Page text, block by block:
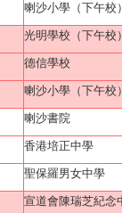
喇沙小學（下午校
光明學校（下午校
德信學校
喇沙小學（下午校
喇沙書院
香港培正中學
聖保羅男女中學
宣道會陳瑞芝紀念